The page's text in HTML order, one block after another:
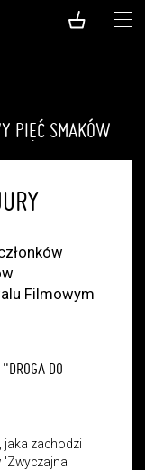
PIĘĆ SMAKÓW
Filmowym
DO
jaka zachodzi